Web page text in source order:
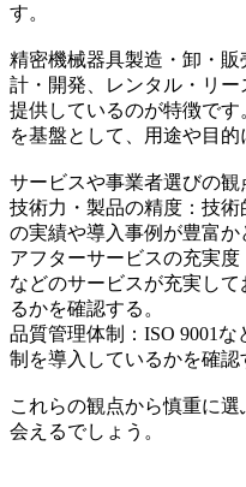
す。
精密機械器具製造・卸・
計・開発、レンタル・リ
提供しているのが特徴で
を基盤として、用途や目的
サービスや事業者選びの観
技術力・製品の精度：技
の実績や導入事例が豊富か
アフターサービスの充実
などのサービスが充実し
るかを確認する。
品質管理体制：ISO 9001
制を導入しているかを確認
これらの観点から慎重に
会えるでしょう。